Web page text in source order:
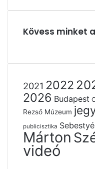
Kövess minket
2021 2022
2026 Budapest
Rezső Múzeum
publicisztika
Márton
videó